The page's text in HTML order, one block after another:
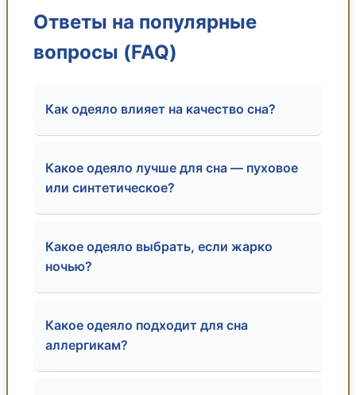
Ответы на популярные
вопросы (FAQ)
Как одеяло влияет на качество сна?
Какое одеяло лучше для сна — пуховое
или синтетическое?
Какое одеяло выбрать, если жарко
ночью?
Какое одеяло подходит для сна
аллергикам?